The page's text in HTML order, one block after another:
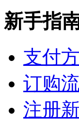
新手指
支付
订购
注册